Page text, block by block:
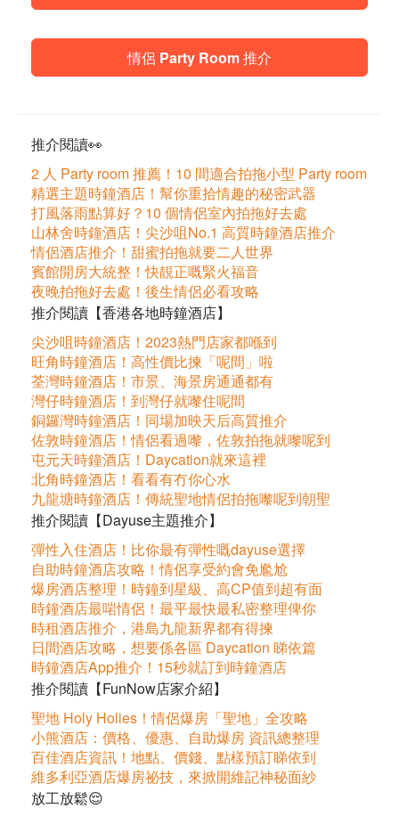
情侶 Party Room 推介
推介閱讀👀
2 人 Party room 推薦！10 間適合拍拖小型 Party room
精選主題時鐘酒店！幫你重拾情趣的秘密武器
打風落雨點算好？10 個情侶室內拍拖好去處
山林舍時鐘酒店！尖沙咀No.1 高質時鐘酒店推介
情侶酒店推介！甜蜜拍拖就要二人世界
賓館開房大統整！快靚正嘅緊火福音
夜晚拍拖好去處！後生情侶必看攻略
推介閱讀【香港各地時鐘酒店】
尖沙咀時鐘酒店！2023熱門店家都喺到
旺角時鐘酒店！高性價比揀「呢間」啦
荃灣時鐘酒店！市景、海景房通通都有
灣仔時鐘酒店！到灣仔就嚟住呢間
銅鑼灣時鐘酒店！同場加映天后高質推介
佐敦時鐘酒店！情侶看過嚟，佐敦拍拖就嚟呢到
屯元天時鐘酒店！Daycation就來這裡
北角時鐘酒店！看看有冇你心水
九龍塘時鐘酒店！傳統聖地情侶拍拖嚟呢到朝聖
推介閱讀【Dayuse主題推介】
彈性入住酒店！比你最有彈性嘅dayuse選擇
自助時鐘酒店攻略！情侶享受約會免尷尬
爆房酒店整理！時鐘到星級、高CP值到超有面
時鐘酒店最啱情侶！最平最快最私密整理俾你
時租酒店推介，港島九龍新界都有得揀
日間酒店攻略，想要係各區 Daycation 睇依篇
時鐘酒店App推介！15秒就訂到時鐘酒店
推介閱讀【FunNow店家介紹】
聖地 Holy Holies！情侶爆房「聖地」全攻略
小熊酒店：價格、優惠、自助爆房 資訊總整理
百佳酒店資訊！地點、價錢、點樣預訂睇依到
維多利亞酒店爆房祕技，來掀開維記神秘面紗
放工放鬆😌